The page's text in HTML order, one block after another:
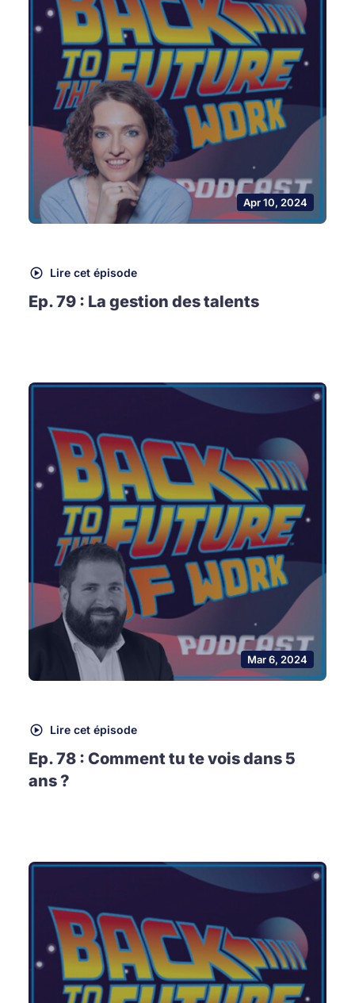
Apr 10, 2024
Lire cet épisode
Ep. 79 : La gestion des talents
Mar 6, 2024
Lire cet épisode
Ep. 78 : Comment tu te vois dans 5
ans ?